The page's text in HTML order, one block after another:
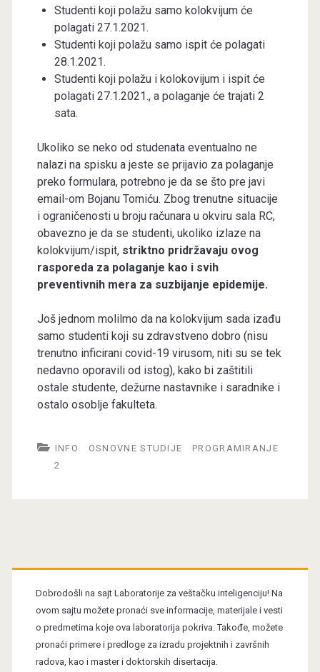
Studenti koji polažu samo kolokvijum će
polagati 27.1.2021.
Studenti koji polažu samo ispit će polagati
28.1.2021.
Studenti koji polažu i kolokovijum i ispit će
polagati 27.1.2021., a polaganje će trajati 2
sata.
Ukoliko se neko od studenata eventualno ne
nalazi na spisku a jeste se prijavio za polaganje
preko formulara, potrebno je da se što pre javi
email-om Bojanu Tomiću. Zbog trenutne situacije
i ograničenosti u broju računara u okviru sala RC,
obavezno je da se studenti, ukoliko izlaze na
kolokvijum/ispit, striktno pridržavaju ovog
rasporeda za polaganje kao i svih
preventivnih mera za suzbijanje epidemije.
Još jednom molilmo da na kolokvijum sada izađu
samo studenti koji su zdravstveno dobro (nisu
trenutno inficirani covid-19 virusom, niti su se tek
nedavno oporavili od istog), kako bi zaštitili
ostale studente, dežurne nastavnike i saradnike i
ostalo osoblje fakulteta.
INFO OSNOVNE STUDIJE
PROGRAMIRANJE
2
Primary
Sidebar
Dobrodošli na sajt Laboratorije za veštačku inteligenciju! Na
ovom sajtu možete pronaći sve informacije, materijale i vesti
o predmetima koje ova laboratorija pokriva. Takođe, možete
pronaći primere i predloge za izradu projektnih i završnih
radova, kao i master i doktorskih disertacija.